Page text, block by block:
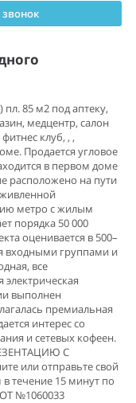
85 м2 под аптеку,
медцентр, салон
клуб, , ,
Продается угловое
в первом доме
расположено на пути
метро с жилым
порядка 50 000
оценивается в 500–
входными группами и
все
выполнен
премиальная
интерес со
и сетевых кофеен.
С
или отправьте свой
течение 15 минут по
№1060033